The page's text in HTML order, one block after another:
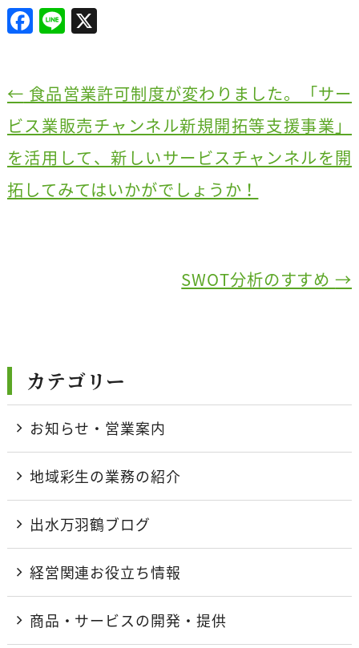
F
a
e
b
o
o
k
Li
n
X
← 食品営業許可制度が変わりました。「サー
ビス業販売チャンネル新規開拓等支援事業」
を活用して、新しいサービスチャンネルを開
拓してみてはいかがでしょうか！
SWOT分析のすすめ→
カテゴリー
お知らせ・営業案内
地域彩生の業務の紹介
出水万羽鶴ブログ
経営関連お役立ち情報
商品・サービスの開発・提供